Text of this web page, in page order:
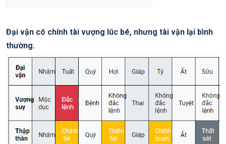
Đại vận có chính tài vượng lúc bé, nhưng tài vận lại bình
thường.